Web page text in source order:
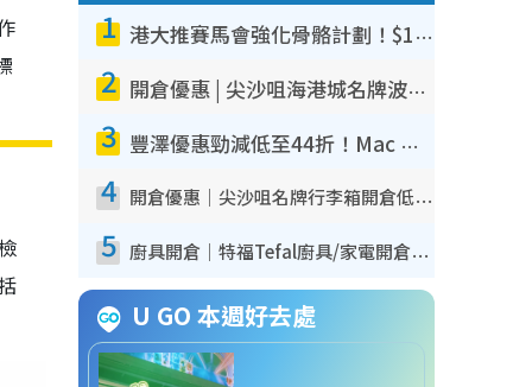
1 港大推賽馬會強化骨骼計劃！$100骨質密度X光檢查 完成免費運動訓練送超市禮券！附參加資格
2 開倉優惠 | 尖沙咀海港城名牌波鞋開倉低至1折！On鞋$899起／Joy&Peace鞋履$98起
3 豐澤優惠勁減低至44折！Mac mini/iPhone17Pro大減價！廚房家電$220起
4 開倉優惠｜尖沙咀名牌行李箱開倉低至4折！一連5日 American Tourister/ace./Hallmark $200起！
5 廚具開倉｜特福Tefal廚具/家電開倉低至3折！$220起買平底鍋/炒鑊/湯煲！電飯煲/吸塵機/燙斗$418起
U GO 本週好去處